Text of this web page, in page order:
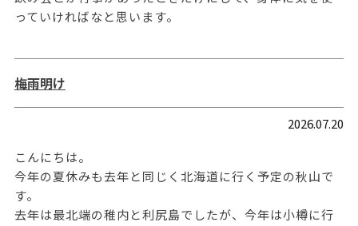
っていければなと思います。
梅雨明け
2026.07.20
こんにちは。
今年の夏休みも去年と同じく北海道に行く予定の秋山で
す。
去年は最北端の稚内と利尻島でしたが、今年は小樽に行